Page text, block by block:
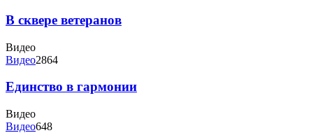
В сквере ветеранов
Видео
Видео2864
Единство в гармонии
Видео
Видео648